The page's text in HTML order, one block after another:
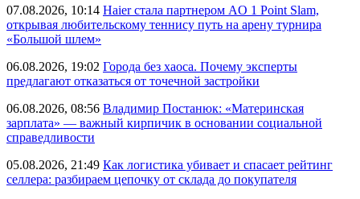
07.08.2026, 10:14 Haier стала партнером AO 1 Point Slam,
открывая любительскому теннису путь на арену турнира
«Большой шлем»
06.08.2026, 19:02 Города без хаоса. Почему эксперты
предлагают отказаться от точечной застройки
06.08.2026, 08:56 Владимир Постанюк: «Материнская
зарплата» — важный кирпичик в основании социальной
справедливости
05.08.2026, 21:49 Как логистика убивает и спасает рейтинг
селлера: разбираем цепочку от склада до покупателя